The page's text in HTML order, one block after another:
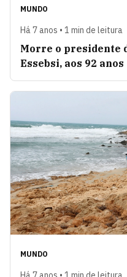
MUNDO
Há 7 anos • 1 min de leitura
Morre o presidente
Essebsi, aos 92 anos
MUNDO